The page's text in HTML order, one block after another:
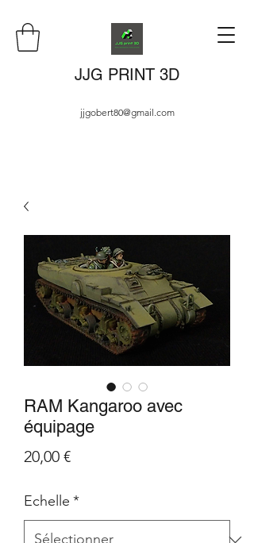
JJG PRINT 3D
jjgobert80@gmail.com
RAM Kangaroo avec
équipage
20,00 €Prix
Echelle *